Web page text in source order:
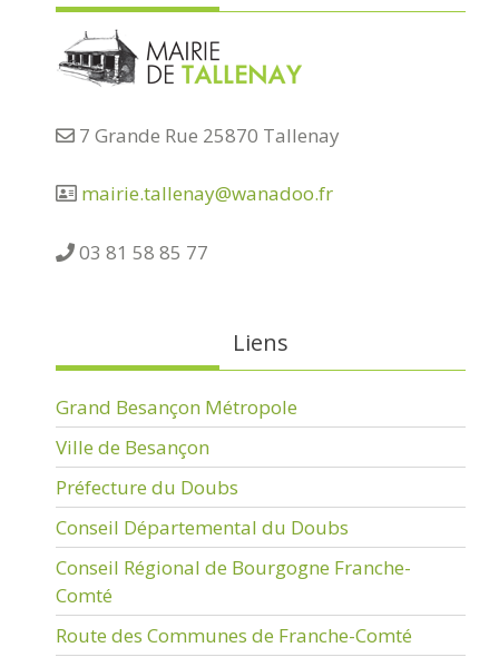
7 Grande Rue 25870 Tallenay
mairie.tallenay@wanadoo.fr
03 81 58 85 77
Liens
Grand Besançon Métropole
Ville de Besançon
Préfecture du Doubs
Conseil Départemental du Doubs
Conseil Régional de Bourgogne Franche-
Comté
Route des Communes de Franche-Comté